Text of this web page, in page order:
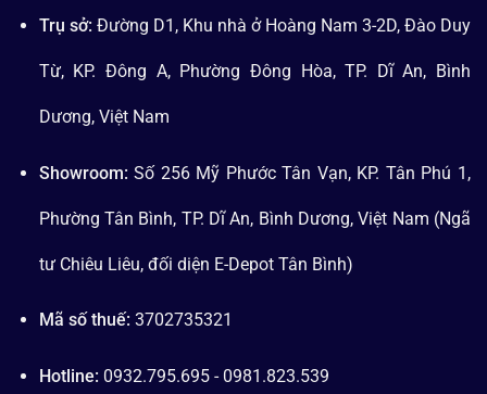
Trụ sở: Đường D1, Khu nhà ở Hoàng Nam 3-2D, Đào Duy
Từ, KP. Đông A, Phường Đông Hòa, TP. Dĩ An, Bình
Dương, Việt Nam
Showroom: Số 256 Mỹ Phước Tân Vạn, KP. Tân Phú 1,
Phường Tân Bình, TP. Dĩ An, Bình Dương, Việt Nam (Ngã
tư Chiêu Liêu, đối diện E-Depot Tân Bình)
Mã số thuế: 3702735321
Hotline: 0932.795.695 - 0981.823.539